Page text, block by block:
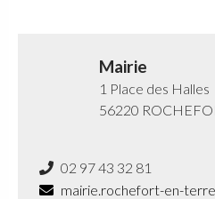
Mairie
1 Place des Halles
56220
02 97 43 32 81
mairie.rochefort-en-